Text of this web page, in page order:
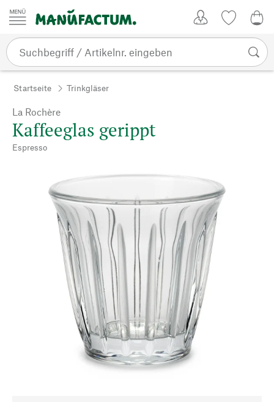
Zum Inhalt springen
Startseite Trinkgläser
La Rochère
Kaffeeglas gerippt
Espresso